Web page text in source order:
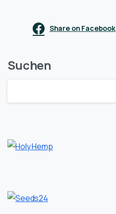
Share on Facebook
Suchen